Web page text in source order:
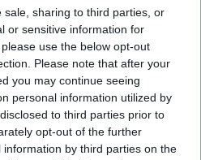
sale, sharing to third parties, or
or sensitive information for
use the below opt-out
Please note that after your
you may continue seeing
personal information utilized by
to third parties prior to
opt-out of the further
by third parties on the
la
Bourla